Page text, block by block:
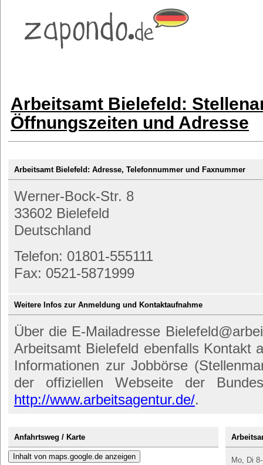
Arbeitsamt Bielefeld:
Öffnungszeiten und Adresse
Arbeitsamt Bielefeld: Adresse, Telefonnummer und Faxnummer
Werner-Bock-Str. 8
33602 Bielefeld
Deutschland
Telefon: 01801-555111
Fax: 0521-5871999
Weitere Infos zur Anmeldung und Kontaktaufnahme
Über die E-Mailadresse
Arbeitsamt Bielefeld ebenfalls Kontakt
Informationen zur Jobbörse
der offiziellen Webseite der
http://www.arbeitsagentur.de/.
Anfahrtsweg / Karte
Inhalt von maps.google.de anzeigen Mo, Di